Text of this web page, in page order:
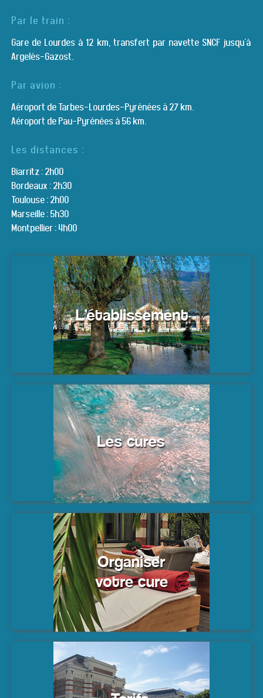
Par le train :
Gare de Lourdes à 12 km, transfert par navette SNCF jusqu'à
Argelès-Gazost.
Par avion :
Aéroport de Tarbes-Lourdes-Pyrénées à 27 km.
Aéroport de Pau-Pyrénées à 56 km.
Les distances :
Biarritz : 2h00
Bordeaux : 2h30
Toulouse : 2h00
Marseille : 5h30
Montpellier : 4h00